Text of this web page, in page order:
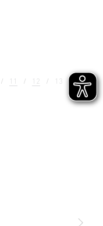
11 12 13 14